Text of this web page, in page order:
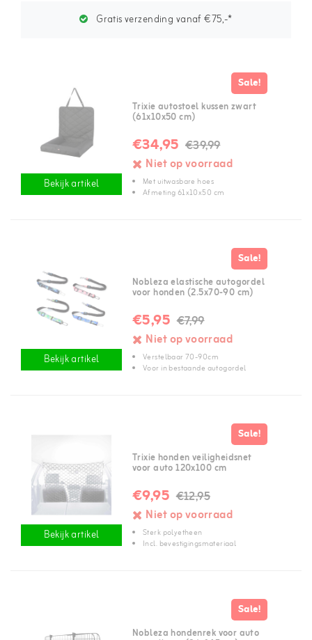
Gratis verzending vanaf €75,-*
Bekijk artikel
Sale!
Trixie autostoel kussen zwart
(61x10x50 cm)
€34,95 €39,99
Niet op voorraad
Met uitwasbare hoes
Afmeting 61x10x50 cm
Bekijk artikel
Sale!
Nobleza elastische autogordel
voor honden (2.5x70-90 cm)
€5,95 €7,99
Niet op voorraad
Verstelbaar 70-90cm
Voor in bestaande autogordel
Bekijk artikel
Sale!
Trixie honden veiligheidsnet
voor auto 120x100 cm
€9,95 €12,95
Niet op voorraad
Sterk polyetheen
Incl. bevestigingsmateriaal
Sale!
Nobleza hondenrek voor auto